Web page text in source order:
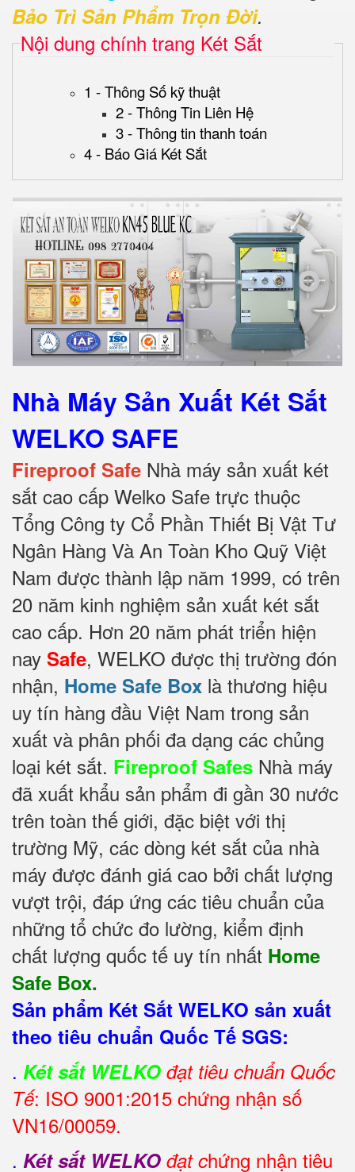
Bảo Trì Sản Phẩm Trọn Đời.
Nội dung chính trang Két Sắt
1 - Thông Số kỹ thuật
2 - Thông Tin Liên Hệ
3 - Thông tin thanh toán
4 - Báo Giá Két Sắt
Nhà Máy Sản Xuất Két Sắt
WELKO SAFE
Fireproof Safe Nhà máy sản xuất két
sắt cao cấp Welko Safe trực thuộc
Tổng Công ty Cổ Phần Thiết Bị Vật Tư
Ngân Hàng Và An Toàn Kho Quỹ Việt
Nam được thành lập năm 1999, có trên
20 năm kinh nghiệm sản xuất két sắt
cao cấp. Hơn 20 năm phát triển hiện
nay Safe, WELKO được thị trường đón
nhận, Home Safe Box là thương hiệu
uy tín hàng đầu Việt Nam trong sản
xuất và phân phối đa dạng các chủng
loại két sắt. Fireproof Safes Nhà máy
đã xuất khẩu sản phẩm đi gần 30 nước
trên toàn thế giới, đặc biệt với thị
trường Mỹ, các dòng két sắt của nhà
máy được đánh giá cao bởi chất lượng
vượt trội, đáp ứng các tiêu chuẩn của
những tổ chức đo lường, kiểm định
chất lượng quốc tế uy tín nhất Home
Safe Box.
Sản phẩm Két Sắt WELKO sản xuất
theo tiêu chuẩn Quốc Tế SGS:
. Két sắt WELKO đạt tiêu chuẩn Quốc
Tế: ISO 9001:2015 chứng nhận số
VN16/00059.
. Két sắt WELKO đạt chứng nhận tiêu